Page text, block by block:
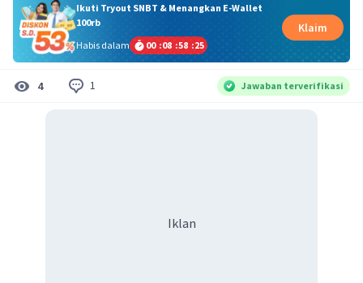
Ikuti Tryout SNBT & Menangkan E-Wallet
100rb
Habis dalam
00 :08 :58 :24
Klaim
4 1 Jawaban terverifikasi
Iklan